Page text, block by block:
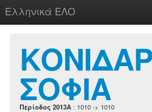
Ελληνικά ΕΛΟ
chesstu.be @ discord
LoginΣΟΦΙΑ
Περίοδος 2013A : 1010 -> 1010